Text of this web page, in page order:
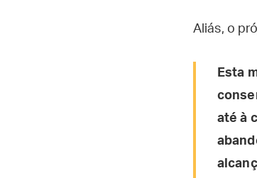
Aliás, o
Esta
até à